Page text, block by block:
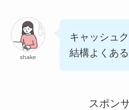
shake
キャッシュ
結構よくある
スポン